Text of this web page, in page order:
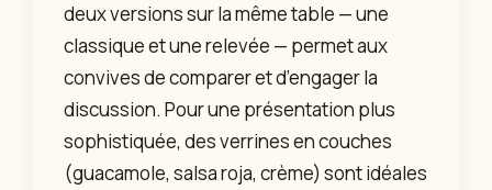
deux versions sur la même table — une
classique et une relevée — permet aux
convives de comparer et d’engager la
discussion. Pour une présentation plus
sophistiquée, des verrines en couches
(guacamole, salsa roja, crème) sont idéales